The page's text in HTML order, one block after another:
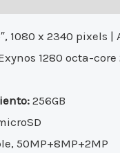
1080 x 2340 pixels |
1280 octa-core
256GB
50MP+8MP+2MP